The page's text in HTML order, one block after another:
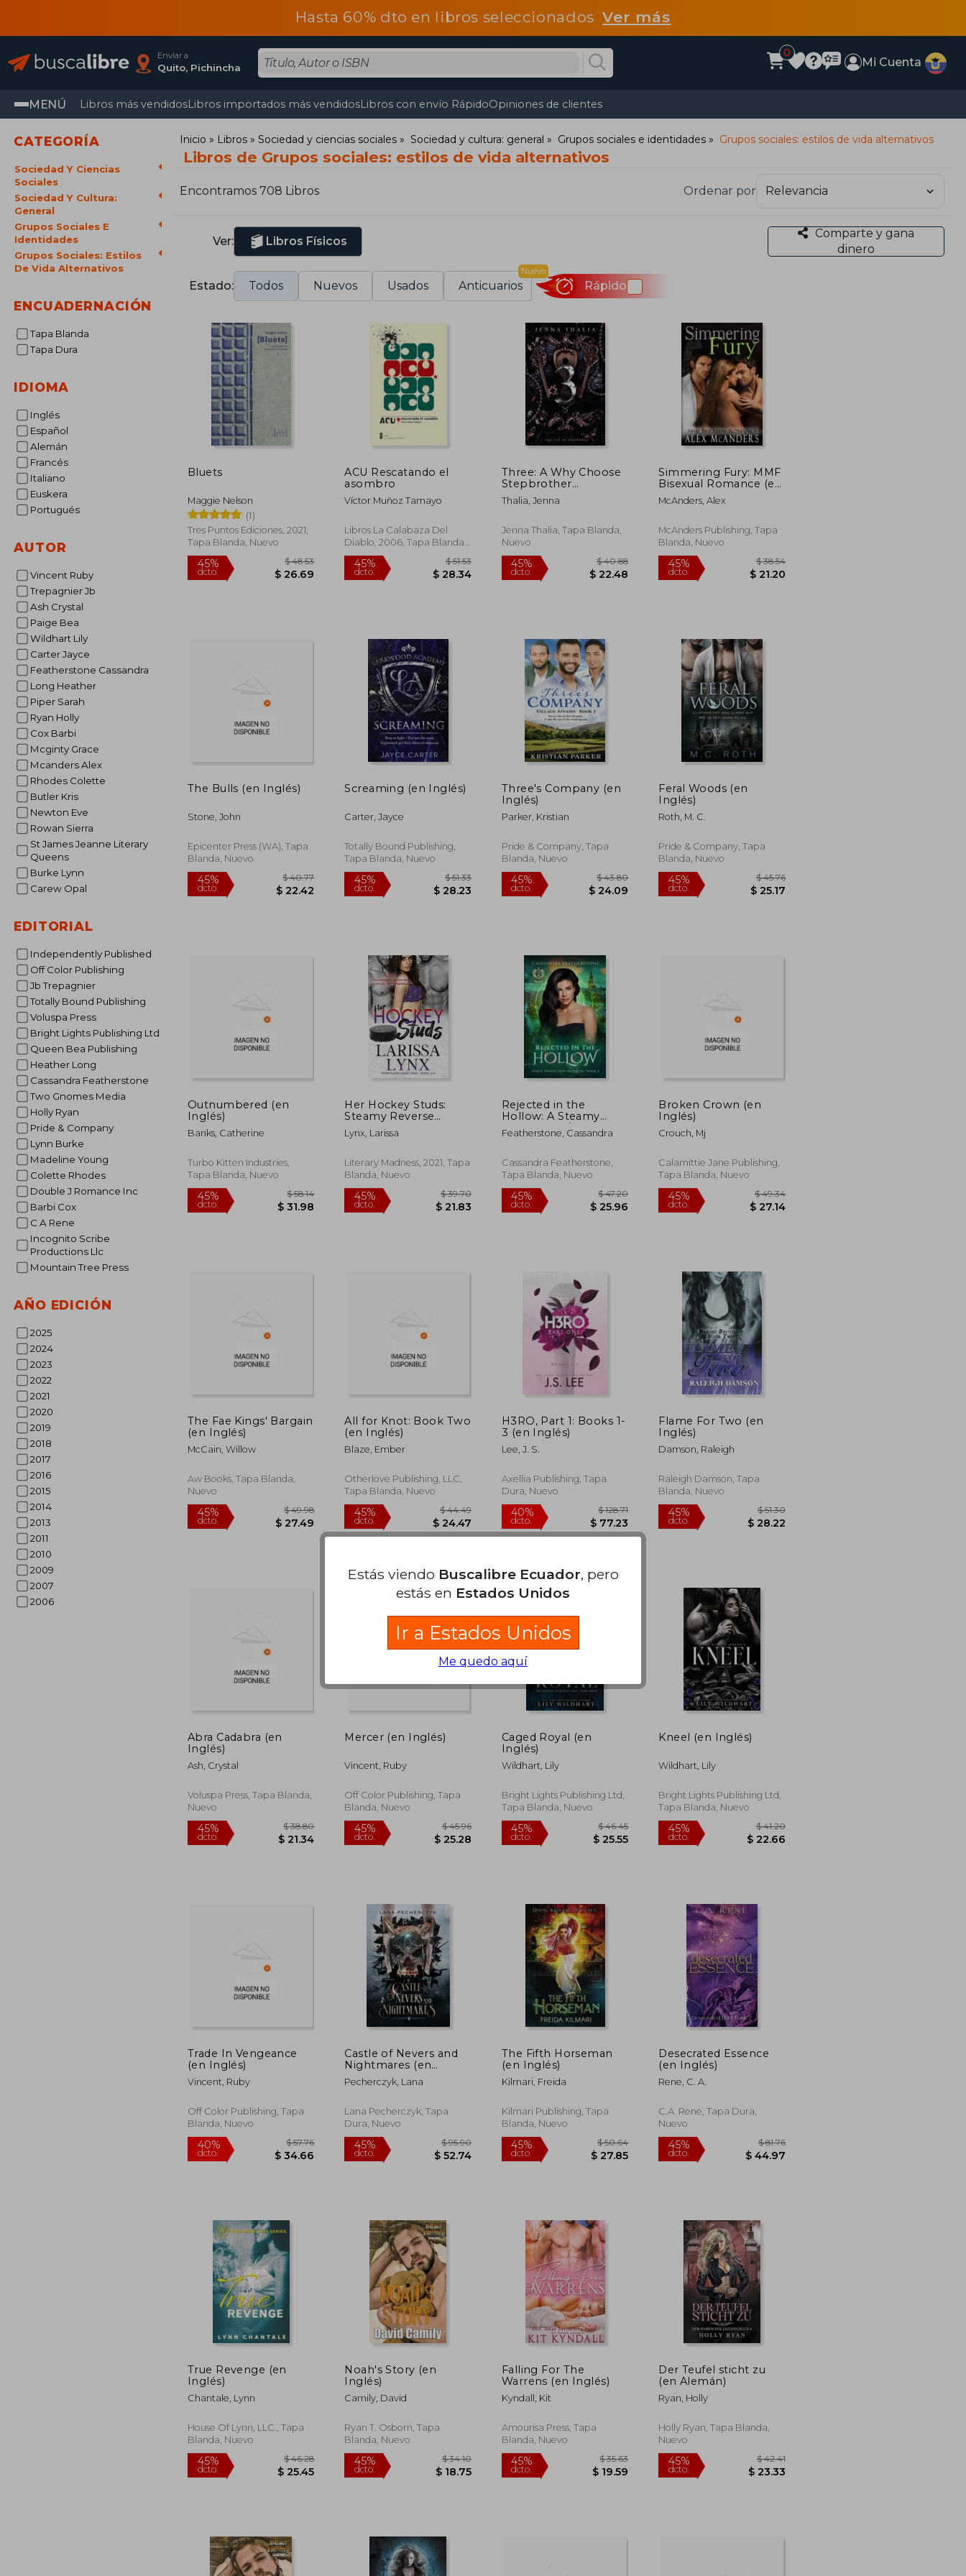
Hasta 60% dto en libros seleccionadosVer más
Enviar a
Quito, Pichincha
0
Mi Cuenta
MENÚ Libros más vendidosLibros importados más vendidosLibros con envío RápidoOpiniones de clientes
CATEGORÍA
Sociedad Y Ciencias
Sociales
Sociedad Y Cultura:
General
Grupos Sociales E
Identidades
Grupos Sociales: Estilos
De Vida Alternativos
ENCUADERNACIÓN
Tapa Blanda
Tapa Dura
IDIOMA
Inglés
Español
Alemán
Francés
Italiano
Euskera
Portugués
AUTOR
Vincent Ruby
Trepagnier Jb
Ash Crystal
Paige Bea
Wildhart Lily
Carter Jayce
Featherstone Cassandra
Long Heather
Piper Sarah
Ryan Holly
Cox Barbi
Mcginty Grace
Mcanders Alex
Rhodes Colette
Butler Kris
Newton Eve
Rowan Sierra
St James Jeanne Literary
Queens
Burke Lynn
Carew Opal
EDITORIAL
Independently Published
Off Color Publishing
Jb Trepagnier
Totally Bound Publishing
Voluspa Press
Bright Lights Publishing Ltd
Queen Bea Publishing
Heather Long
Cassandra Featherstone
Two Gnomes Media
Holly Ryan
Pride & Company
Lynn Burke
Madeline Young
Colette Rhodes
Double J Romance Inc
Barbi Cox
C A Rene
Incognito Scribe
Productions Llc
Mountain Tree Press
AÑO EDICIÓN
2025
2024
2023
2022
2021
2020
2019
2018
2017
2016
2015
2014
2013
2011
2010
2009
2007
2006
Inicio Libros Sociedad y ciencias sociales Sociedad y cultura: general Grupos sociales e identidades Grupos sociales: estilos de vida alternativos
Libros de Grupos sociales: estilos de vida alternativos
Encontramos 708 Libros Ordenar por
Ver: Libros Físicos
Comparte y gana
dinero
Estado: Todos Nuevos Usados Anticuarios
Nuevo
Rápido
Bluets
Maggie Nelson
(1)
Tres Puntos Ediciones, 2021,
Tapa Blanda, Nuevo
ACU Rescatando el
asombro
Víctor Muñoz Tamayo
Libros La Calabaza Del
Diablo, 2006, Tapa Blanda,
Nuevo
Three: A Why Choose
Stepbrother
Romance (en Inglés)
Thalia, Jenna
Jenna Thalia, Tapa Blanda,
Nuevo
$ 22.48
Simmering Fury: MMF
Bisexual Romance (en
Inglés)
McAnders, Alex
McAnders Publishing, Tapa
Blanda, Nuevo
The Bulls (en Inglés)
Stone, John
Epicenter Press (WA), Tapa
Blanda, Nuevo
Screaming (en Inglés)
Carter, Jayce
Totally Bound Publishing,
Tapa Blanda, Nuevo
45%
dcto.
Three's Company (en
Inglés)
Parker, Kristian
Pride & Company, Tapa
Blanda, Nuevo
45%
dcto.
Feral Woods (en
Inglés)
Roth, M. C.
Pride & Company, Tapa
Blanda, Nuevo
Outnumbered (en
Inglés)
Banks, Catherine
Turbo Kitten Industries,
Tapa Blanda, Nuevo
Her Hockey Studs:
Steamy Reverse
Harem Romance
(1And2) (Power
Inglés)
Lynx, Larissa
Literary Madness, 2021, Tapa
Blanda, Nuevo
Rejected in the
Hollow: A Steamy
Paranormal/Humorous/Shifter/Romance
(en Inglés)
Featherstone, Cassandra
Cassandra Featherstone,
Tapa Blanda, Nuevo
45%
dcto.
$ 47.20
$ 25.96
Broken Crown (en
Inglés)
Crouch, Mj
Calamittie Jane Publishing,
Tapa Blanda, Nuevo
45%
dcto.
The Fae Kings' Bargain
(en Inglés)
McCain, Willow
Aw Books, Tapa Blanda,
Nuevo
45%
$ 27.49
All for Knot: Book Two
(en Inglés)
Blaze, Ember
Otherlove Publishing, LLC,
Tapa Blanda, Nuevo
dcto. $ 24.47
H3RO, Part 1: Books 1-
3 (en Inglés)
Lee, J. S.
Axellia Publishing, Tapa
Dura, Nuevo
dcto.
$ 128.71
$ 77.23
Flame For Two (en
Inglés)
Damson, Raleigh
Raleigh Damson, Tapa
Blanda, Nuevo
45%
dcto.
Abra Cadabra (en
Inglés)
Ash, Crystal
Voluspa Press, Tapa Blanda,
Nuevo
45%
Mercer (en Inglés)
Vincent, Ruby
Off Color Publishing, Tapa
Blanda, Nuevo
45%
Caged Royal (en
Inglés)
Wildhart, Lily
Bright Lights Publishing Ltd,
Tapa Blanda, Nuevo
45% $ 46.45
Kneel (en Inglés)
Wildhart, Lily
Bright Lights Publishing Ltd,
Tapa Blanda, Nuevo
45%
Trade In Vengeance
(en Inglés)
Vincent, Ruby
Off Color Publishing, Tapa
Blanda, Nuevo
40%
dcto.
$ 57.76
$ 34.66
Castle of Nevers and
Nightmares (en
Inglés)
Pecherczyk, Lana
Lana Pecherczyk, Tapa
Dura, Nuevo
dcto.
$ 95.90
$ 52.74
The Fifth Horseman
(en Inglés)
Kilmari, Freida
Kilmari Publishing, Tapa
Blanda, Nuevo
45% $ 50.64
$ 27.85
Desecrated Essence
(en Inglés)
Rene, C. A.
C.A. Rene, Tapa Dura,
Nuevo
True Revenge (en
Inglés)
Chantale, Lynn
House Of Lynn, LLC., Tapa
Blanda, Nuevo
Noah's Story (en
Inglés)
Camily, David
Ryan T. Osborn, Tapa
Blanda, Nuevo
Falling For The
Warrens (en Inglés)
Kyndall, Kit
Amourisa Press, Tapa
Blanda, Nuevo
Der Teufel sticht zu
(en Alemán)
Ryan, Holly
Holly Ryan, Tapa Blanda,
Nuevo
Estás viendo Buscalibre Ecuador, pero
estás en Estados Unidos
Ir a Estados Unidos
Me quedo aquí